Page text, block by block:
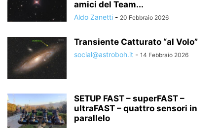
STRUMENTI PROFESSIONALI
TEST STRUMENTALI, ACCESSORI E AUTOCOSTRUZIONE
amici del Team...
Aldo Zanetti - 20 Febbraio 2026
Transiente Catturato “al Volo”
social@astroboh.it - 14 Febbraio 2026
SETUP FAST – superFAST –
ultraFAST – quattro sensori in
parallelo